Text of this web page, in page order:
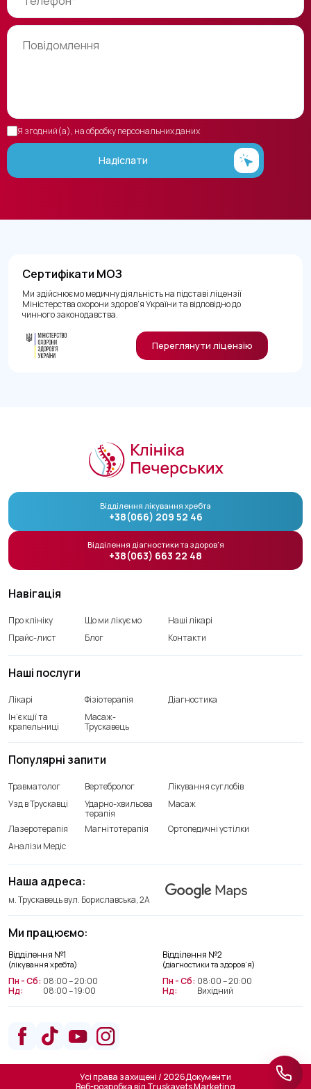
Я згодний(а), на обробку персональних даних
Надіслати
Сертифікати МОЗ
Ми здійснюємо медичну діяльність на підставі ліцензії
Міністерства охорони здоров’я України та відповідно до
чинного законодавства.
Переглянути ліцензію
Навігація
Про клініку Що ми лікуємо
Наші лікарі
Прайс-лист
Блог Контакти
Наші послуги
Лікарі Фізіотерапія
Діагностика
Ін’єкції та
крапельниці
Масаж-
Трускавець
Ми працюємо:
Відділення №1
(лікування хребта)
Пн - Сб: 08:00 – 20:00
Нд:
08:00 – 19:00
Відділення №2
(діагностики та здоров’я)
Пн - Сб: 08:00 – 20:00
Нд:
Вихідний
Наша адреса:
м. Трускавець вул. Бориславська, 2А
Популярні запити
Травматолог Вертебролог
Лікування суглобів
Узд в Трускавці
Ударно-хвильова
терапія
Масаж
Лазеротерапія Магнітотерапія
Ортопедичні устілки
Аналізи Медіс
Відділення лікування хребта
+38(066) 209 52 46
Відділення діагностики та здоров’я
+38(063) 663 22 48
Усі права захищені / 2026Документи
+38(066) 209 52 46
Відділення діагностики та
здоров’я